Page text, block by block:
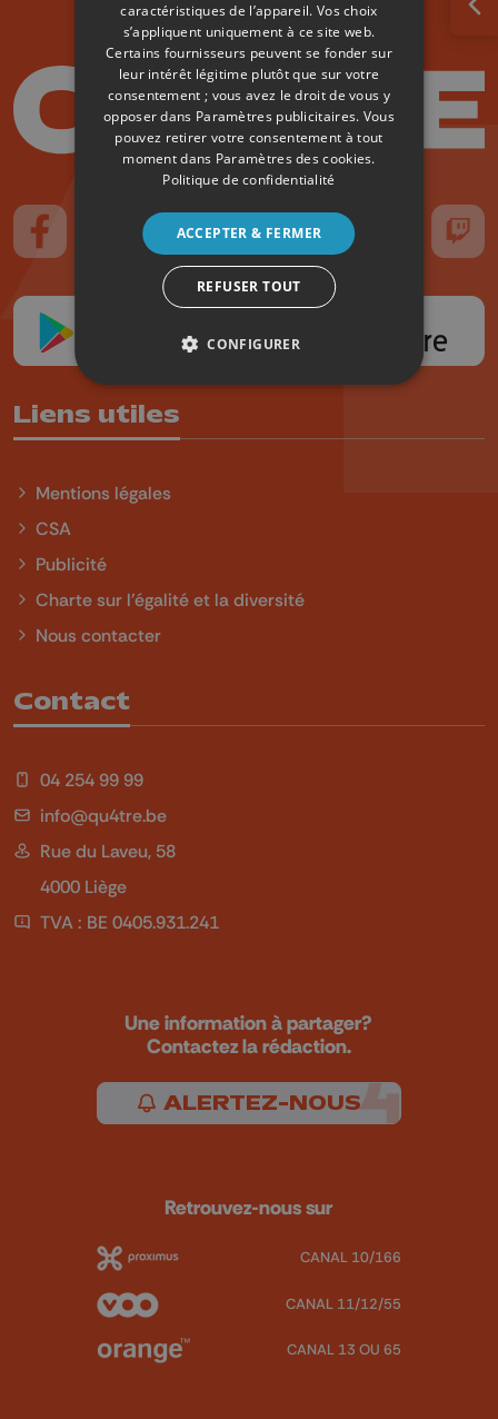
Suivez-nous sur FaceBook
Suivez-nous sur Instagram
Suivez-nous sur TikTokSuivez-nous sur YouTube
Suivez-nous
Liens utiles
Mentions légales
CSA
Publicité
Charte sur l'égalité et la diversité
Nous contacter
Contact
04 254 99 99
info@qu4tre.be
Rue du Laveu, 58
4000 Liège
TVA : BE 0405.931.241
Une information à partager?
Contactez la rédaction.
ALERTEZ-NOUS
Retrouvez-nous sur
CANAL 10/166
CANAL 11/12/55
CANAL 13 OU 65
caractéristiques de l’appareil. Vos choix
s’appliquent uniquement à ce site web.
Certains fournisseurs peuvent se fonder sur
leur intérêt légitime plutôt que sur votre
consentement ; vous avez le droit de vous y
opposer dans Paramètres publicitaires. Vous
pouvez retirer votre consentement à tout
moment dans Paramètres des cookies.
Politique de confidentialité
ACCEPTER & FERMER
REFUSER TOUT
CONFIGURER